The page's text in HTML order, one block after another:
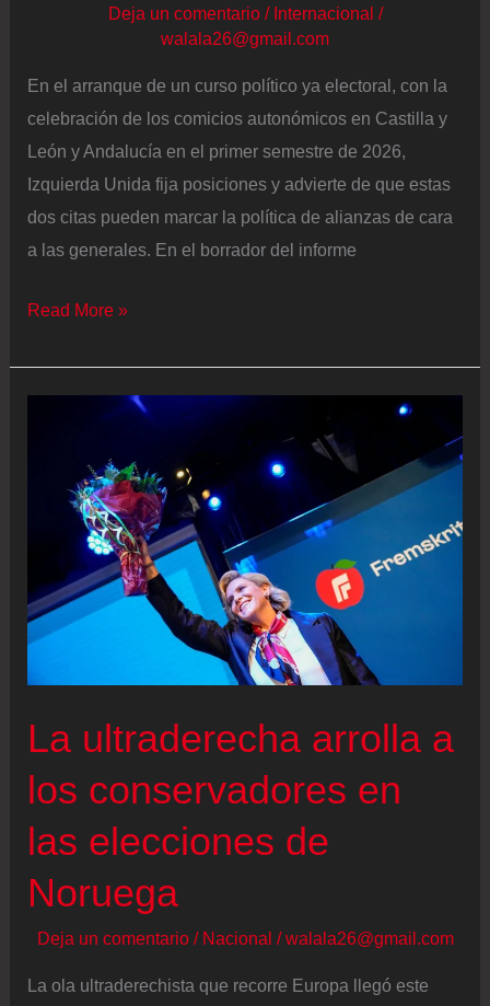
Deja un comentario / Internacional /
walala26@gmail.com
En el arranque de un curso político ya electoral, con la
celebración de los comicios autonómicos en Castilla y
León y Andalucía en el primer semestre de 2026,
Izquierda Unida fija posiciones y advierte de que estas
dos citas pueden marcar la política de alianzas de cara
a las generales. En el borrador del informe
Maíllo
de
reconstrucción
izquierda
no
puede
“liderazgos
Read More »
La ultraderecha arrolla a
los conservadores en
las elecciones de
Noruega
Deja un comentario / Nacional /walala26@gmail.com
La ola ultraderechista que recorre Europa llegó este